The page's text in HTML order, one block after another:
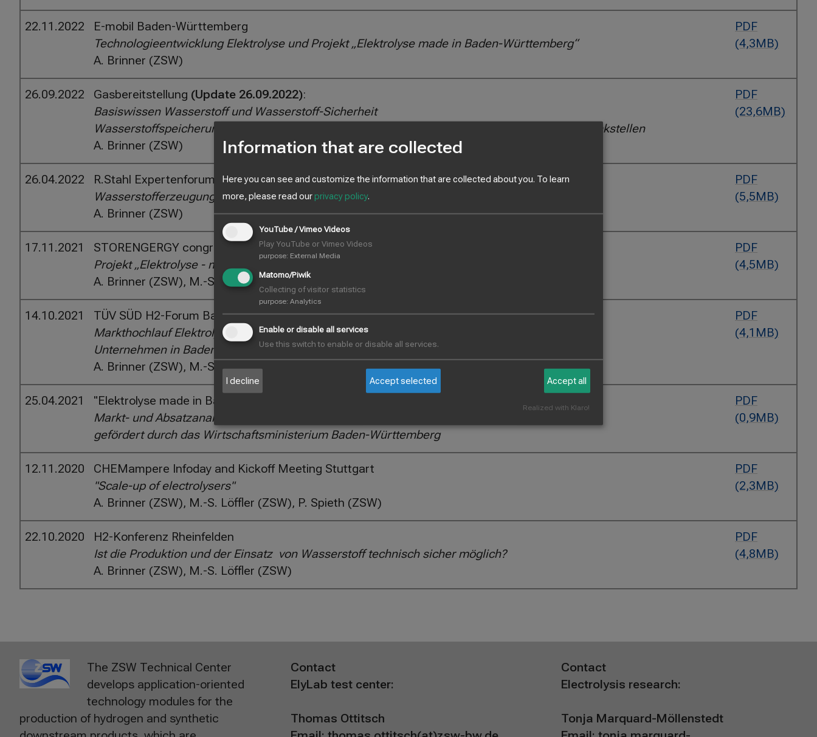
22.11.2022
E-mobil Baden-Württemberg
Technologieentwicklung Elektrolyse und Projekt „Elektrolyse made in Baden-Württemberg“
A. Brinner (ZSW)
PDF
(4,3MB)
26.09.2022 Gasbereitstellung (Update 26.09.2022):
Basiswissen Wasserstoff und Wasserstoff-Sicherheit
Wasserstoffspeicherung & -verdichtung, Wasserstoffreinigung und -qualitäten, Wasserstoff-Tankstellen
A. Brinner (ZSW)
PDF
(23,6MB)
26.04.2022
R.Stahl Expertenforum
Wasserstofferzeugung und Betriebssicherheit
A. Brinner (ZSW)
PDF
(5,5MB)
17.11.2021
STORENGERGY congress
Projekt „Elektrolyse - made in Baden-Württemberg“, BW-Elektrolyse
A. Brinner (ZSW), M.-S. Löffler (ZSW), T. Marquard-Möllenstedt (ZSW)
PDF
(4,5MB)
14.10.2021
TÜV SÜD H2-Forum Baden-Württemberg
Markthochlauf Elektrolyse – Chancen und Herausforderungen für
Unternehmen in Baden-Württemberg
A. Brinner (ZSW), M.-S. Löffler (ZSW)
PDF
(4,1MB)
25.04.2021
"Elektrolyse made in Baden-Württemberg"
Markt- und Absatzanalyse für "grünen" Wasserstoff in Deutschland,
gefördert durch das Wirtschaftsministerium Baden-Württemberg
PDF
(0,9MB)
12.11.2020
CHEMampere Infoday and Kickoff Meeting Stuttgart
"Scale-up of electrolysers"
A. Brinner (ZSW), M.-S. Löffler (ZSW), P. Spieth (ZSW)
PDF
(2,3MB)
22.10.2020
H2-Konferenz Rheinfelden
Ist die Produktion und der Einsatz von Wasserstoff technisch sicher möglich?
A. Brinner (ZSW), M.-S. Löffler (ZSW)
PDF
(4,8MB)
The ZSW Technical Center
develops application-oriented
technology modules for the
production of hydrogen and synthetic
Contact
ElyLab test center:
Thomas Ottitsch
Contact
Electrolysis research:
Tonja Marquard-Möllenstedt
Information that are collected
Here you can see and customize the information that are collected about you. To learn
more, please read our privacy policy.
YouTube / Vimeo Videos
Play YouTube or Vimeo Videos
purpose: External Media
Matomo/Piwik
Collecting of visitor statistics
purpose: Analytics
Enable or disable all services
Use this switch to enable or disable all services.
I decline Accept selected Accept all
Realized with Klaro!